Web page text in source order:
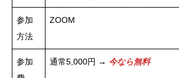
参加
方法
ZOOM
参加
通常5,000円 → 今なら無料